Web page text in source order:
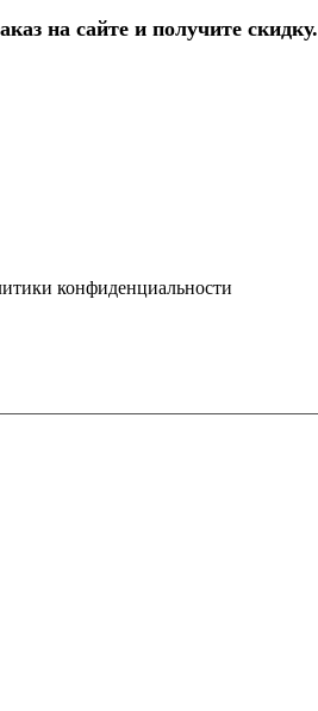
на сайте и получите скидку.
конфиденциальности